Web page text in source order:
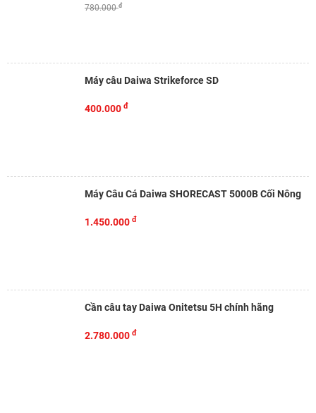
780.000đ
Máy câu Daiwa Strikeforce SD
400.000 đ
Máy Câu Cá Daiwa SHORECAST 5000B Cối Nông
1.450.000 đ
Cần câu tay Daiwa Onitetsu 5H chính hãng
2.780.000 đ